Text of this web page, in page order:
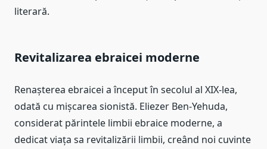
literară.
Revitalizarea ebraicei moderne
Renașterea ebraicei a început în secolul al XIX-lea,
odată cu mișcarea sionistă. Eliezer Ben-Yehuda,
considerat părintele limbii ebraice moderne, a
dedicat viața sa revitalizării limbii, creând noi cuvinte